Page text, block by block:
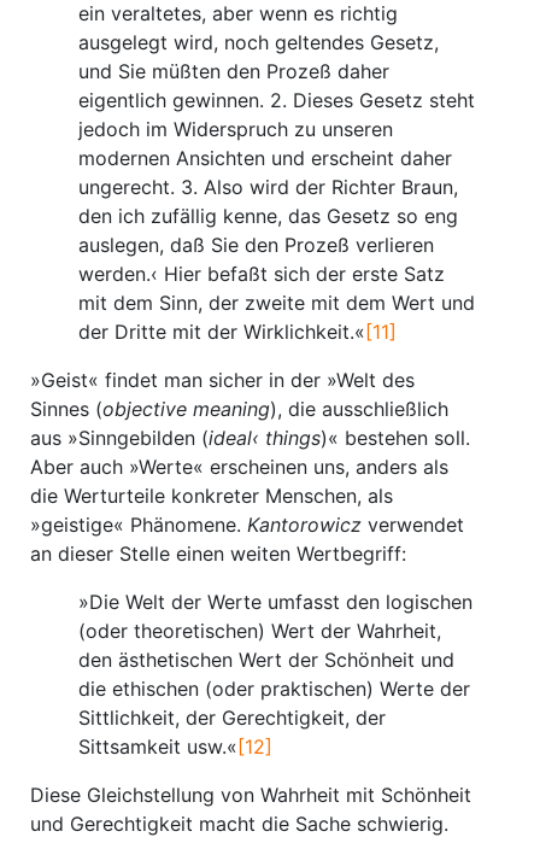
ein veraltetes, aber wenn es richtig
ausgelegt wird, noch geltendes Gesetz,
und Sie müßten den Prozeß daher
eigentlich gewinnen. 2. Dieses Gesetz steht
jedoch im Widerspruch zu unseren
modernen Ansichten und erscheint daher
ungerecht. 3. Also wird der Richter Braun,
den ich zufällig kenne, das Gesetz so eng
auslegen, daß Sie den Prozeß verlieren
werden.‹ Hier befaßt sich der erste Satz
mit dem Sinn, der zweite mit dem Wert und
der Dritte mit der Wirklichkeit.« [11]
»Geist« findet man sicher in der »Welt des
Sinnes (objective meaning), die ausschließlich
aus »Sinngebilden (ideal‹ things)« bestehen soll.
Aber auch »Werte« erscheinen uns, anders als
die Werturteile konkreter Menschen, als
»geistige« Phänomene. Kantorowicz verwendet
an dieser Stelle einen weiten Wertbegriff:
»Die Welt der Werte umfasst den logischen
(oder theoretischen) Wert der Wahrheit,
den ästhetischen Wert der Schönheit und
die ethischen (oder praktischen) Werte der
Sittlichkeit, der Gerechtigkeit, der
Sittsamkeit usw.« [12]
Diese Gleichstellung von Wahrheit mit Schönheit
und Gerechtigkeit macht die Sache schwierig.